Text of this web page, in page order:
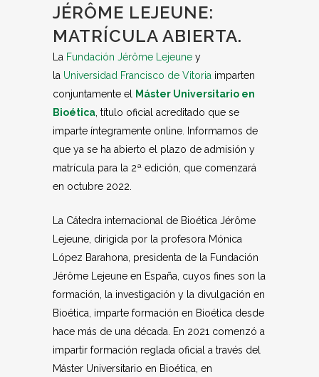
JÉRÔME LEJEUNE:
MATRÍCULA ABIERTA.
La Fundación Jérôme Lejeune y
la Universidad Francisco de Vitoria imparten
conjuntamente el
Máster Universitario en
Bioética , título oficial acreditado que se
imparte íntegramente online. Informamos de
que ya se ha abierto el plazo de admisión y
matrícula para la 2ª edición, que comenzará
en octubre 2022.
La Cátedra internacional de Bioética Jérôme
Lejeune, dirigida por la profesora Mónica
López Barahona, presidenta de la Fundación
Jérôme Lejeune en España, cuyos fines son la
formación, la investigación y la divulgación en
Bioética, imparte formación en Bioética desde
hace más de una década. En 2021 comenzó a
impartir formación reglada oficial a través del
Máster Universitario en Bioética, en